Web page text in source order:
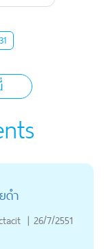
ดำ
| 26/7/2551